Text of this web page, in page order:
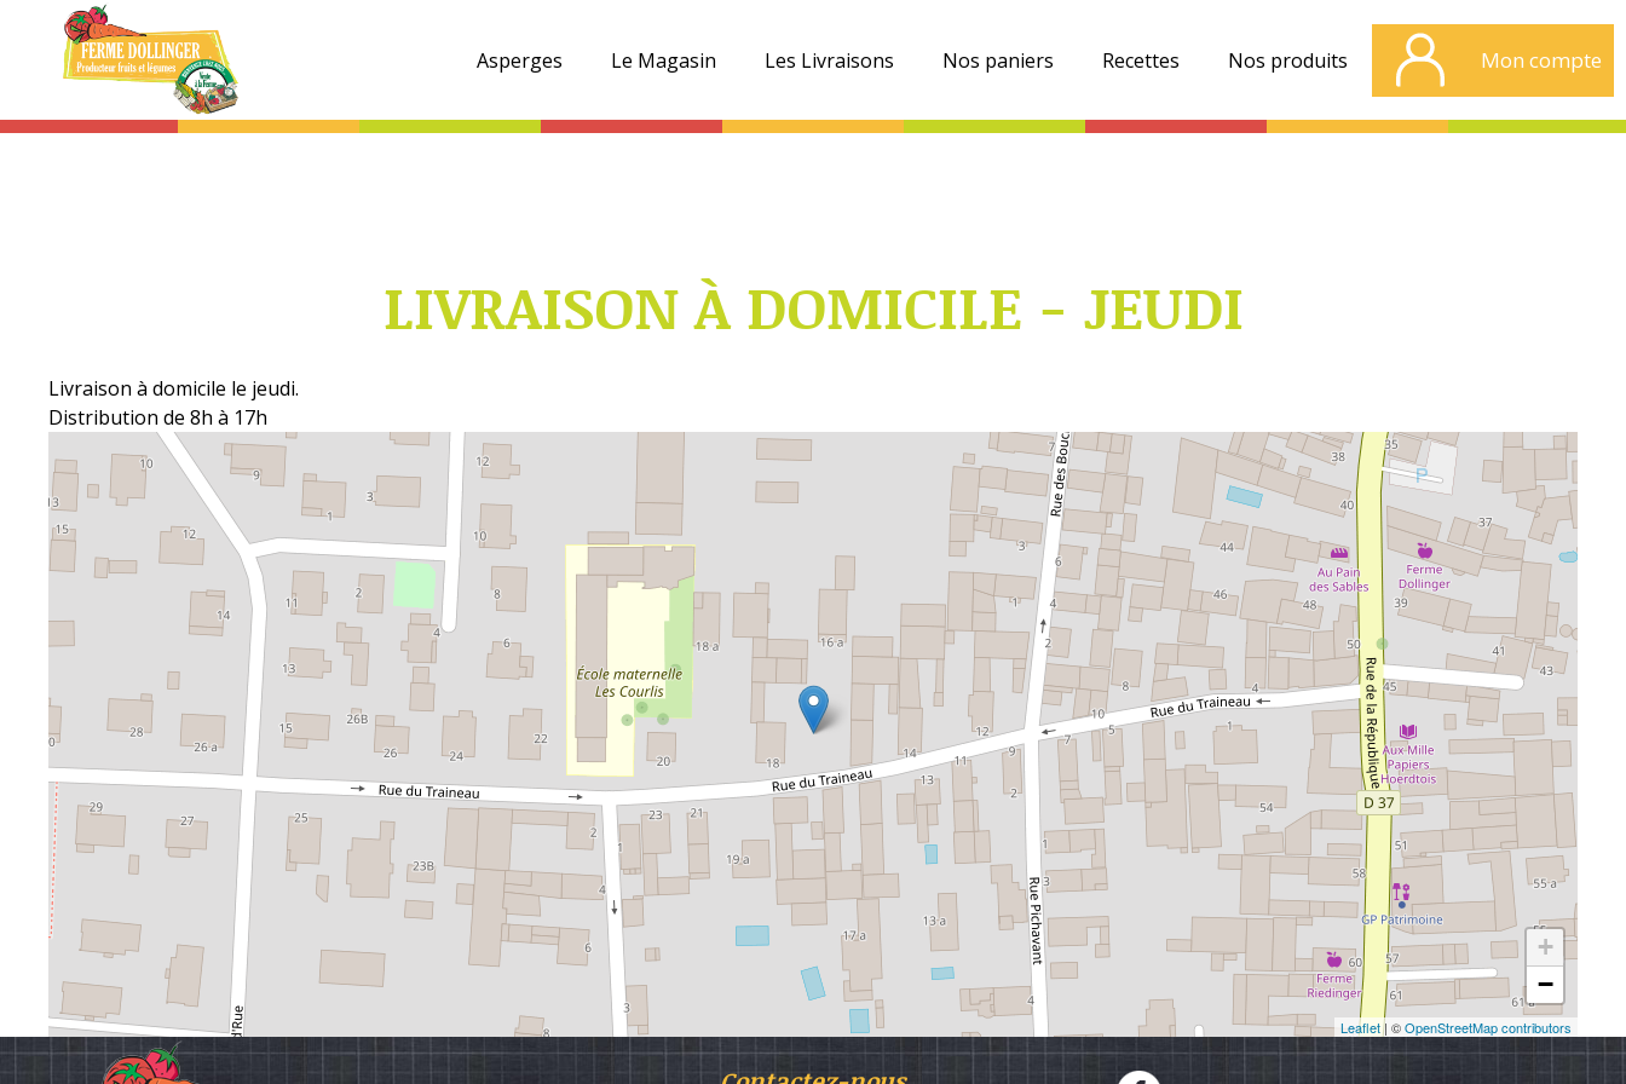
Asperges Le Magasin Les Livraisons Nos paniers Recettes Nos produits Mon compte
LIVRAISON À DOMICILE - JEUDI
Livraison à domicile le jeudi.
Distribution de 8h à 17h
+
−
Leaflet| ©OpenStreetMap contributors